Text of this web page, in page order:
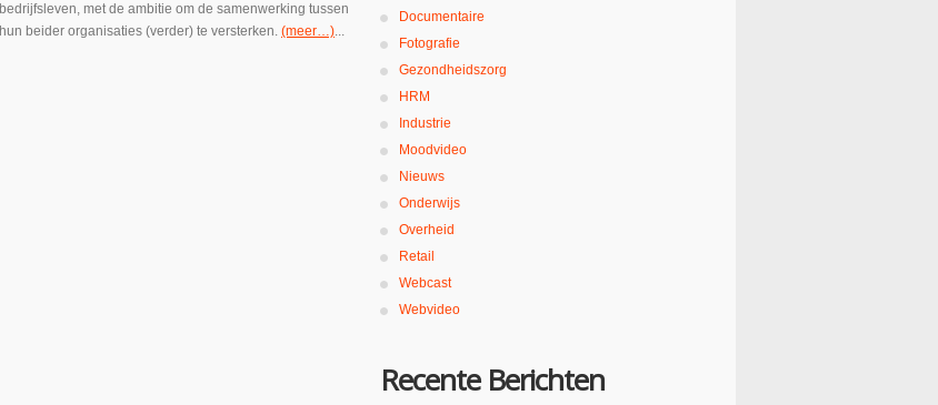
bedrijfsleven, met de ambitie om de samenwerking tussen
hun beider organisaties (verder) te versterken. (meer…)...
Documentaire
Fotografie
Gezondheidszorg
HRM
Industrie
Moodvideo
Nieuws
Onderwijs
Overheid
Retail
Webcast
Webvideo
Recente Berichten